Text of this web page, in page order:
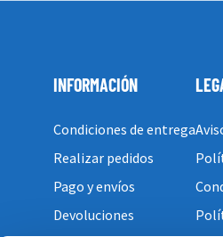
INFORMACIÓN
Condiciones de entrega
Realizar pedidos
Pago y envíos
Devoluciones